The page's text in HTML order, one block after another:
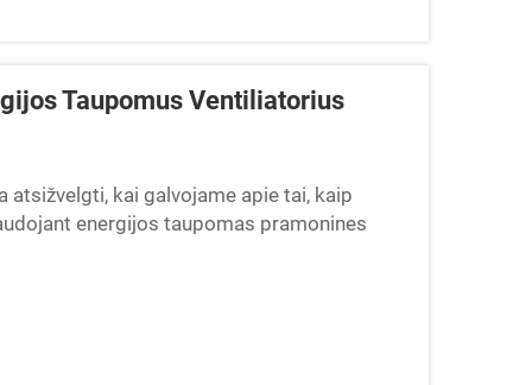
Taupomus Ventiliatorius
atsižvelgti, kai galvojame apie tai, kaip
energijos taupomas pramonines
energijos sąnaudas...